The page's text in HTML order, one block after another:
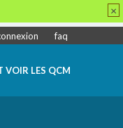
faq
VOIR LES QCM
×